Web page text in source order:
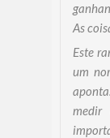
As
Este
um
medir